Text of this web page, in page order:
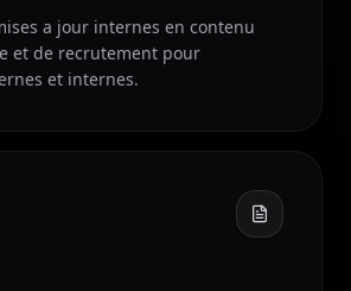
a jour internes en contenu
et de recrutement pour
et internes.